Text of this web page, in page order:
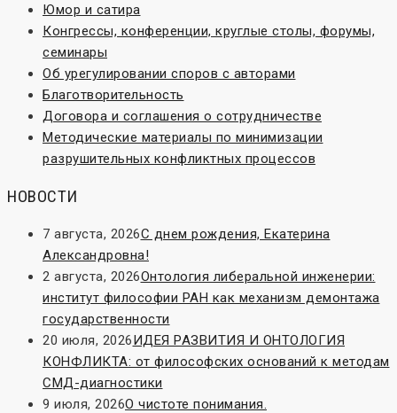
Юмор и сатира
Конгрессы, конференции, круглые столы, форумы,
семинары
Об урегулировании споров с авторами
Благотворительность
Договора и соглашения о сотрудничестве
Методические материалы по минимизации
разрушительных конфликтных процессов
НОВОСТИ
7 августа, 2026С днем рождения, Екатерина
Александровна!
2 августа, 2026Онтология либеральной инженерии:
институт философии РАН как механизм демонтажа
государственности
20 июля, 2026ИДЕЯ РАЗВИТИЯ И ОНТОЛОГИЯ
КОНФЛИКТА: от философских оснований к методам
СМД-диагностики
9 июля, 2026О чистоте понимания.